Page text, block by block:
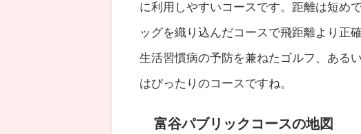
に利用しやすいコースです。距離は短め
ッグを織り込んだコースで飛距離より正
生活習慣病の予防を兼ねたゴルフ、ある
はぴったりのコースですね。
富谷パブリックコースの地図